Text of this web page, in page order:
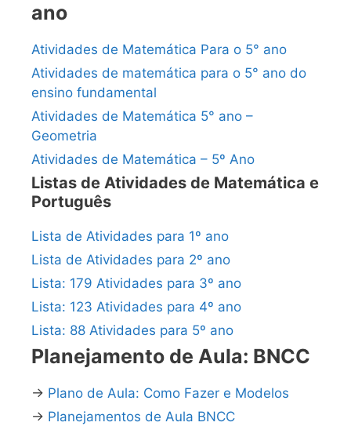
ano
Atividades de Matemática Para o 5° ano
Atividades de matemática para o 5° ano do
ensino fundamental
Atividades de Matemática 5° ano –
Geometria
Atividades de Matemática – 5º Ano
Listas de Atividades de Matemática e
Português
Lista de Atividades para 1º ano
Lista de Atividades para 2º ano
Lista: 179 Atividades para 3º ano
Lista: 123 Atividades para 4º ano
Lista: 88 Atividades para 5º ano
Planejamento de Aula: BNCC
→ Plano de Aula: Como Fazer e Modelos
→ Planejamentos de Aula BNCC